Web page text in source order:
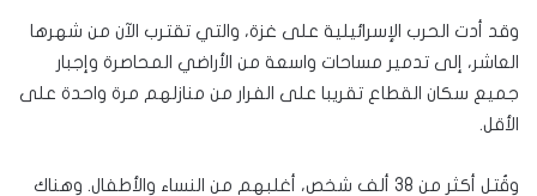
وقد أدت الحرب الإسرائيلية على غزة، والتي تقترب الآن من شهرها
العاشر، إلى تدمير مساحات واسعة من الأراضي المحاصرة وإجبار
جميع سكان القطاع تقريبا على الفرار من منازلهم مرة واحدة على
الأقل.
وقُتل أكثر من 38 ألف شخص، أغلبهم من النساء والأطفال. وهناك